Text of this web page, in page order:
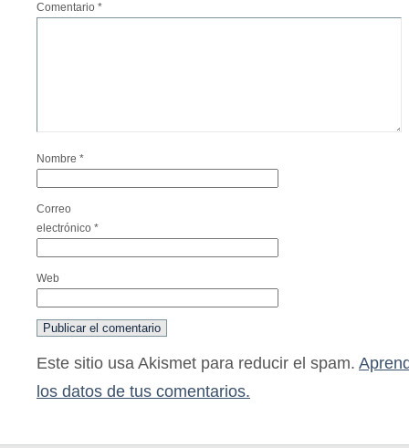
Comentario *
Nombre *
Correo
electrónico *
Web
Este sitio usa Akismet para reducir el spam.
los datos de tus comentarios.